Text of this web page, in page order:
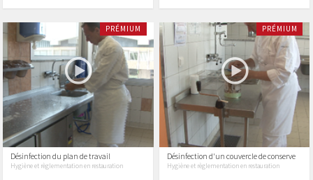
PRÉMIUM
Désinfection du plan de travail
Hygiène et règlementation en restauration
PRÉMIUM
Désinfection d'un couvercle de conserve
Hygiène et règlementation en restauration